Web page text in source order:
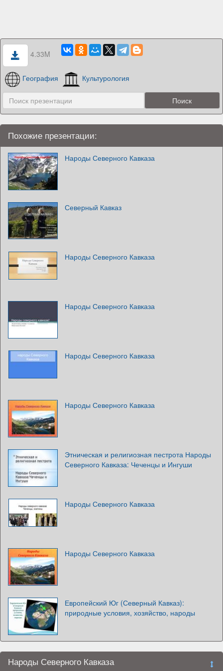
4.33M
География Культурология
Похожие презентации:
Народы Северного Кавказа
Северный Кавказ
Народы Северного Кавказа
Народы Северного Кавказа
Народы Северного Кавказа
Народы Северного Кавказа
Этническая и религиозная пестрота Народы
Северного Кавказа: Чеченцы и Ингуши
Народы Северного Кавказа
Народы Северного Кавказа
Европейский Юг (Северный Кавказ):
природные условия, хозяйство, народы
Народы Северного Кавказа